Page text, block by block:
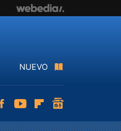
NUEVO
FacebookYoutubeFlipboard